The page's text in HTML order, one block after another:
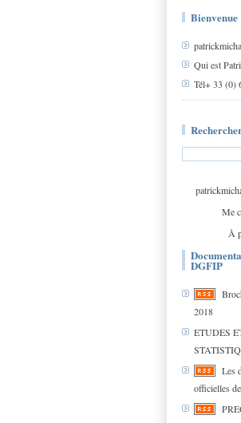
Bienvenue
Qui est
Tél+ 33 (0)
Me
À
DGFIP
2018
ETUDES
Les
officielles